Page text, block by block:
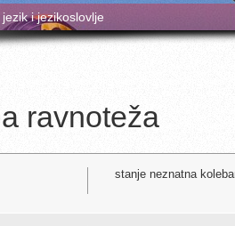
i jezikoslovlje
ravnoteža
stanje neznatna